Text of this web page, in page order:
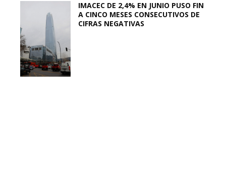
IMACEC DE 2,4% EN JUNIO PUSO FIN
A CINCO MESES CONSECUTIVOS DE
CIFRAS NEGATIVAS